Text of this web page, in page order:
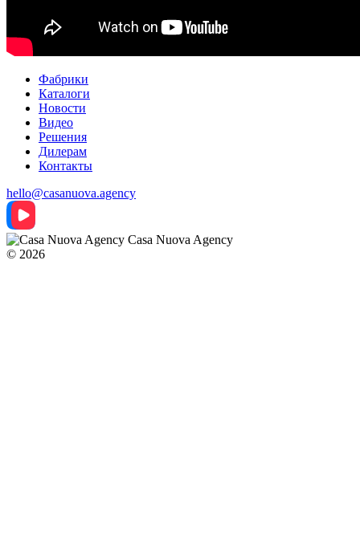
Фабрики
Каталоги
Новости
Видео
Решения
Дилерам
Контакты
hello@casanuova.agency
Casa Nuova Agency
© 2026